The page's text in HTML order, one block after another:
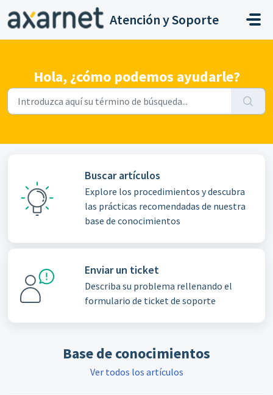
Saltar al contenido principal
Atención y Soporte
Hola, ¿cómo podemos ayudarle?
Buscar artículos
Explore los procedimientos y descubra
las prácticas recomendadas de nuestra
base de conocimientos
Enviar un ticket
Describa su problema rellenando el
formulario de ticket de soporte
Base de conocimientos
Ver todos los artículos